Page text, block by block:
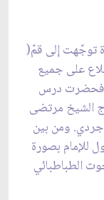
توجّهت إلى قمّ(
على جميع
فحضرت درس
الشيخ مرتضى
ومن بين
للإمام بصورة
الطباطبائي